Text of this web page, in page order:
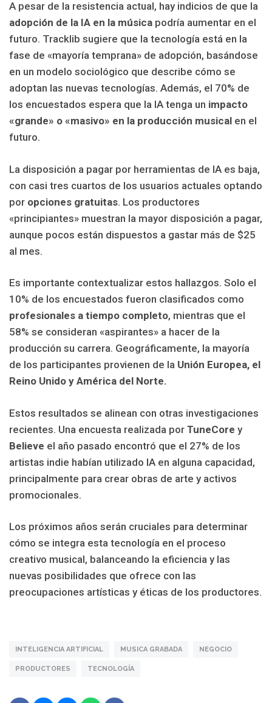
A pesar de la resistencia actual, hay indicios de que la
adopción de la IA en la música podría aumentar en el
futuro. Tracklib sugiere que la tecnología está en la
fase de «mayoría temprana» de adopción, basándose
en un modelo sociológico que describe cómo se
adoptan las nuevas tecnologías. Además, el 70% de
los encuestados espera que la IA tenga un impacto
«grande» o «masivo» en la producción musical en el
futuro.
La disposición a pagar por herramientas de IA es baja,
con casi tres cuartos de los usuarios actuales optando
por opciones gratuitas. Los productores
«principiantes» muestran la mayor disposición a pagar,
aunque pocos están dispuestos a gastar más de $25
al mes.
Es importante contextualizar estos hallazgos. Solo el
10% de los encuestados fueron clasificados como
profesionales a tiempo completo, mientras que el
58% se consideran «aspirantes» a hacer de la
producción su carrera. Geográficamente, la mayoría
de los participantes provienen de la Unión Europea, el
Reino Unido y América del Norte.
Estos resultados se alinean con otras investigaciones
recientes. Una encuesta realizada por TuneCore y
Believe el año pasado encontró que el 27% de los
artistas indie habían utilizado IA en alguna capacidad,
principalmente para crear obras de arte y activos
promocionales.
Los próximos años serán cruciales para determinar
cómo se integra esta tecnología en el proceso
creativo musical, balanceando la eficiencia y las
nuevas posibilidades que ofrece con las
preocupaciones artísticas y éticas de los productores.
INTELIGENCIA ARTIFICIAL MUSICA GRABADA NEGOCIO
PRODUCTORES TECNOLOGÍA